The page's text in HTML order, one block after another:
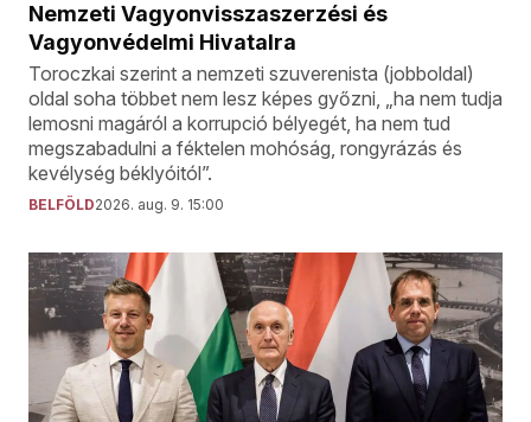
Nemzeti Vagyonvisszaszerzési és
Vagyonvédelmi Hivatalra
Toroczkai szerint a nemzeti szuverenista (jobboldal)
oldal soha többet nem lesz képes győzni, „ha nem tudja
lemosni magáról a korrupció bélyegét, ha nem tud
megszabadulni a féktelen mohóság, rongyrázás és
kevélység béklyóitól”.
BELFÖLD2026. aug. 9. 15:00